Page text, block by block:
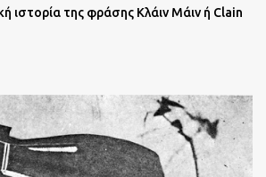
ιστορία της φράσης Κλάιν Μάιν ή Clain